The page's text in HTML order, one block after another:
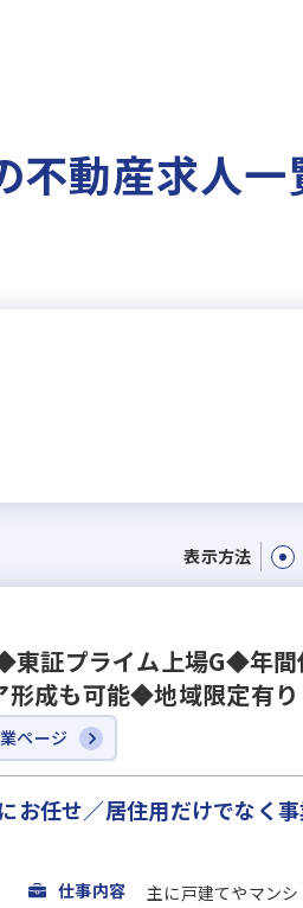
不動産求人一
表示方法
◆東証プライム上場G◆年
成も可能◆地域限定有り
ページ
お任せ／居住用だけでなく
仕事内容 主に戸建てやマンシ